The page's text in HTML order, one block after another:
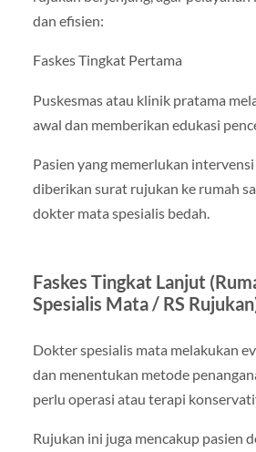
dan efisien:
Faskes Tingkat Pertama
Puskesmas atau klinik pratama
awal dan memberikan edukasi
Pasien yang memerlukan
diberikan surat rujukan ke rumah
dokter mata spesialis bedah.
Faskes Tingkat Lanjut
Spesialis Mata / RS
Dokter spesialis mata melakukan
dan menentukan metode
perlu operasi atau terapi
Rujukan ini juga mencakup pasien